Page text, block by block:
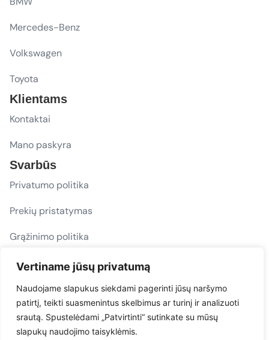
Vertiname jūsų privatumą
Naudojame slapukus siekdami pagerinti jūsų naršymo
patirtį, teikti suasmenintus skelbimus ar turinį ir analizuoti
srautą. Spustelėdami „Patvirtinti“ sutinkate su mūsų
slapukų naudojimo taisyklėmis.
Mercedes-Benz
Volkswagen
Toyota
Klientams
Kontaktai
Mano paskyra
Svarbūs
Privatumo politika
Prekių pristatymas
Grąžinimo politika
D. U. K.
Sekite mus
evacarmats
© Copyright 2026 | Eva Car Mats